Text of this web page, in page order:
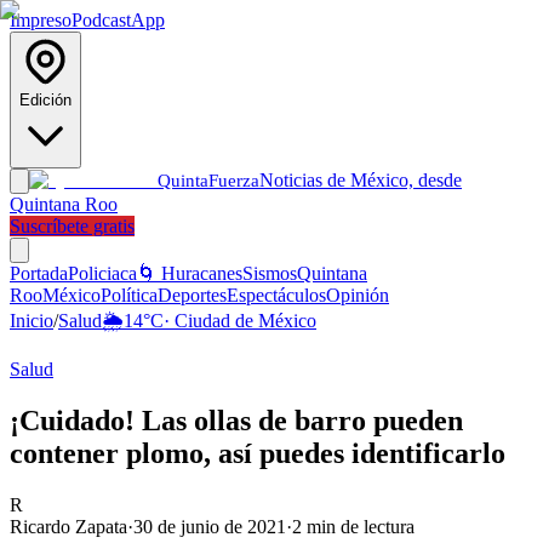
ImpresoPodcastApp
Edición
QuintaFuerzaNoticias de México, desde
Quintana Roo
Suscríbete gratis
PortadaPoliciaca 🌀 HuracanesSismosQuintana
RooMéxicoPolíticaDeportesEspectáculosOpinión
Inicio/Salud🌦️14°C· Ciudad de México
Salud
¡Cuidado! Las ollas de barro pueden
contener plomo, así puedes identificarlo
R
Ricardo Zapata·30 de junio de 2021 ·2 min de lectura